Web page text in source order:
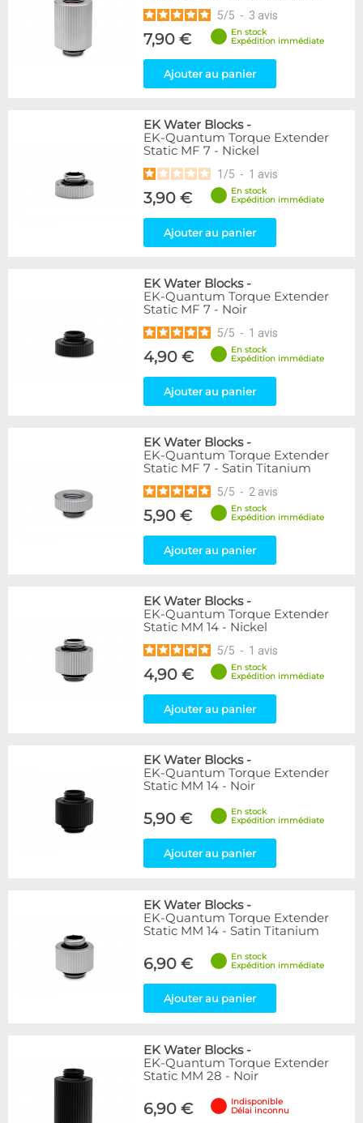
5/5 - 3 avis
7,90 €
En stock
Expédition immédiate
Ajouter au panier
EK Water Blocks-
EK-Quantum Torque Extender
Static MF 7 - Nickel
1 /5 - 1 avis
3,90 €
En stock
Expédition immédiate
Ajouter au panier
EK Water Blocks-
EK-Quantum Torque Extender
Static MF 7 - Noir
5/5 - 1 avis
4,90 €
En stock
Expédition immédiate
Ajouter au panier
EK Water Blocks-
EK-Quantum Torque Extender
Static MF 7 - Satin Titanium
5/5 - 2 avis
5,90 €
En stock
Expédition immédiate
Ajouter au panier
EK Water Blocks-
EK-Quantum Torque Extender
Static MM 14 - Nickel
5/5 - 1 avis
4,90 €
En stock
Expédition immédiate
Ajouter au panier
EK Water Blocks-
EK-Quantum Torque Extender
Static MM 14 - Noir
5,90 €
En stock
Expédition immédiate
Ajouter au panier
EK Water Blocks-
EK-Quantum Torque Extender
Static MM 14 - Satin Titanium
6,90 €
En stock
Expédition immédiate
Ajouter au panier
EK Water Blocks-
EK-Quantum Torque Extender
Static MM 28 - Noir
6,90 €
Indisponible
Délai inconnu